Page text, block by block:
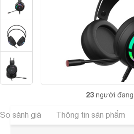
23 người đang
So sánh giá Thông tin sản phẩm